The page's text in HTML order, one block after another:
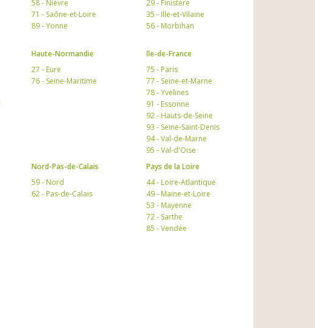
58 - Nièvre
71 - Saône-et-Loire
89 - Yonne
29 - Finistère
35 - Ille-et-Vilaine
56 - Morbihan
Haute-Normandie
27 - Eure
76 - Seine-Maritime
Ile-de-France
75 - Paris
77 - Seine-et-Marne
78 - Yvelines
91 - Essonne
92 - Hauts-de-Seine
93 - Seine-Saint-Denis
94 - Val-de-Marne
95 - Val-d'Oise
Nord-Pas-de-Calais
59 - Nord
62 - Pas-de-Calais
Pays de la Loire
44 - Loire-Atlantique
49 - Maine-et-Loire
53 - Mayenne
72 - Sarthe
85 - Vendée